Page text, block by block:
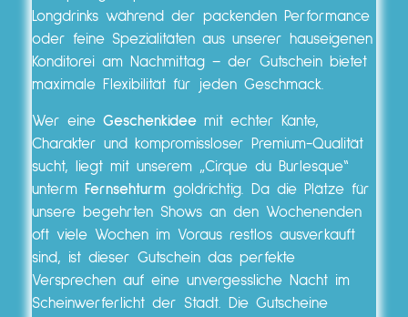
Longdrinks während der packenden Performance
oder feine Spezialitäten aus unserer hauseigenen
Konditorei am Nachmittag – der Gutschein bietet
maximale Flexibilität für jeden Geschmack.
Wer eine Geschenkidee mit echter Kante,
Charakter und kompromissloser Premium-Qualität
sucht, liegt mit unserem „Cirque du Burlesque“
unterm Fernsehturm goldrichtig. Da die Plätze für
unsere begehrten Shows an den Wochenenden
oft viele Wochen im Voraus restlos ausverkauft
sind, ist dieser Gutschein das perfekte
Versprechen auf eine unvergessliche Nacht im
Scheinwerferlicht der Stadt. Die Gutscheine